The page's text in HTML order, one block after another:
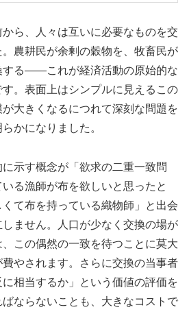
ら、人々は互いに必要なものを交
農耕民が余剰の穀物を、牧畜民が
する——これが経済活動の原始的な
。表面上はシンプルに見えるこの
大きくなるにつれて深刻な問題を
かになりました。
示す概念が「欲求の二重一致問
る漁師が布を欲しいと思ったと
て布を持っている織物師」と出会
ません。人口が少なく交換の場が
この偶然の一致を待つことに莫大
やされます。さらに交換の当事者
相当するか」という価値の評価を
ならないことも、大きなコストで